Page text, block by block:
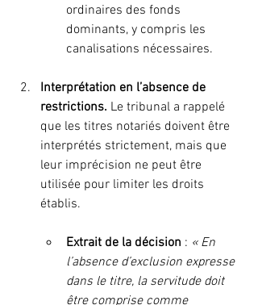
ordinaires des fonds
dominants, y compris les
canalisations nécessaires.
Interprétation en l’absence de
restrictions. Le tribunal a rappelé
que les titres notariés doivent être
interprétés strictement, mais que
leur imprécision ne peut être
utilisée pour limiter les droits
établis.
Extrait de la décision : « En
l’absence d’exclusion expresse
dans le titre, la servitude doit
être comprise comme